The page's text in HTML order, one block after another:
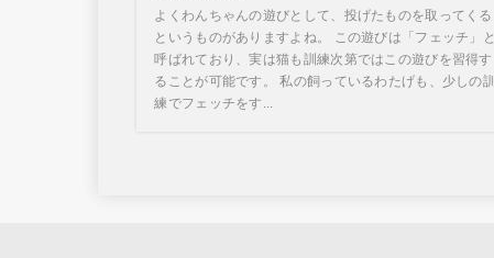
よくわんちゃんの遊びとして、投げたものを取ってくる
というものがありますよね。 この遊びは「フェッチ」と
呼ばれており、実は猫も訓練次第ではこの遊びを習得す
ることが可能です。 私の飼っているわたげも、少しの訓
練でフェッチをす...